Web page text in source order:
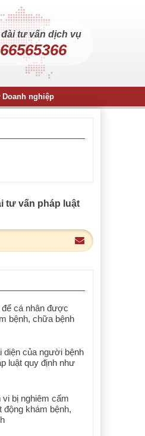
tư vấn dịch vụ
nghiệp
tư vấn pháp luật
cá nhân được
bệnh, chữa bệnh
diện của người bệnh
luật quy định như
vi bị nghiêm cấm
động khám bệnh,